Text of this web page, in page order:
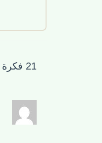
21 فكرة عن “الاستخارة صفحة 175 من القرآن الكريم”